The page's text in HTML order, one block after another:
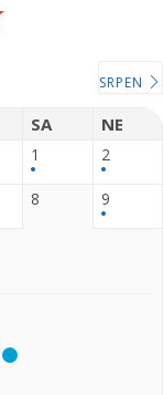
SRPEN
SA NE
1 2
8 9